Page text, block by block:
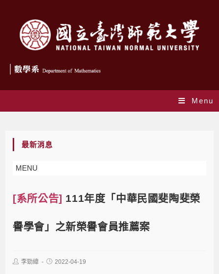
Menu
最新消息
MENU
[系所公告] 111年度「中華民國斐陶斐榮
譽學會」之新榮譽會員推薦案
李勁緯 2022-04-19